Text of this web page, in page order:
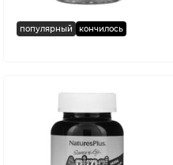
популярный кончилось